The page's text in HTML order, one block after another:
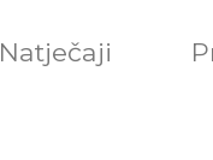
Natječaji